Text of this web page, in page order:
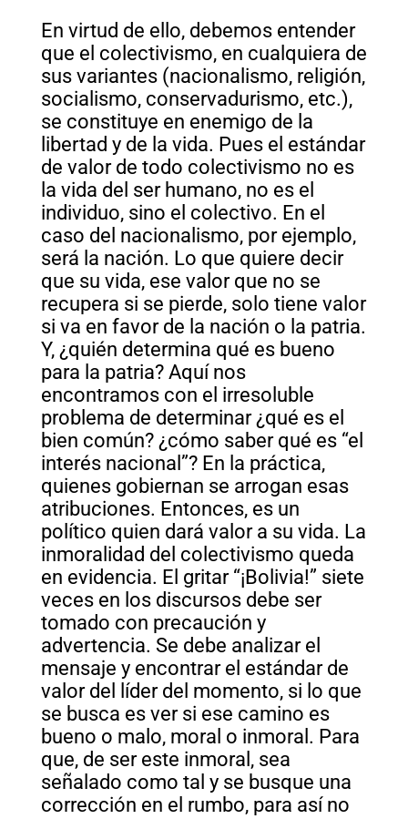
En virtud de ello, debemos entender
que el colectivismo, en cualquiera de
sus variantes (nacionalismo, religión,
socialismo, conservadurismo, etc.),
se constituye en enemigo de la
libertad y de la vida. Pues el estándar
de valor de todo colectivismo no es
la vida del ser humano, no es el
individuo, sino el colectivo. En el
caso del nacionalismo, por ejemplo,
será la nación. Lo que quiere decir
que su vida, ese valor que no se
recupera si se pierde, solo tiene valor
si va en favor de la nación o la patria.
Y, ¿quién determina qué es bueno
para la patria? Aquí nos
encontramos con el irresoluble
problema de determinar ¿qué es el
bien común? ¿cómo saber qué es “el
interés nacional”? En la práctica,
quienes gobiernan se arrogan esas
atribuciones. Entonces, es un
político quien dará valor a su vida. La
inmoralidad del colectivismo queda
en evidencia. El gritar “¡Bolivia!” siete
veces en los discursos debe ser
tomado con precaución y
advertencia. Se debe analizar el
mensaje y encontrar el estándar de
valor del líder del momento, si lo que
se busca es ver si ese camino es
bueno o malo, moral o inmoral. Para
que, de ser este inmoral, sea
señalado como tal y se busque una
corrección en el rumbo, para así no